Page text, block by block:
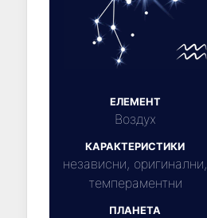
ЕЛЕМЕНТ
Воздух
КАРАКТЕРИСТИКИ
независни, оригинални,
темпераментни
ПЛАНЕТА